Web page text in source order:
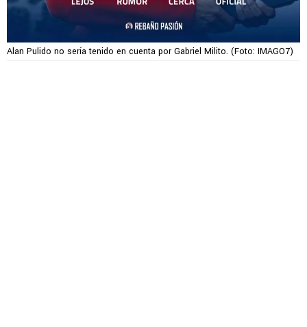
Alan Pulido no sería tenido en cuenta por Gabriel Milito. (Foto: IMAGO7)